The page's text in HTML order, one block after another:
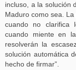
incluso, a la solución
Maduro como sea.
cuando no clarifica
cuando miente en
resolverán la
solución automática
hecho de firmar”.